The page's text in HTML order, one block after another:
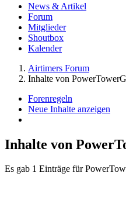
News & Artikel
Forum
Mitglieder
Shoutbox
Kalender
Airtimers Forum
Inhalte von
Forenregeln
Neue Inhalte anzeigen
Inhalte von
Es gab 1 Einträge für